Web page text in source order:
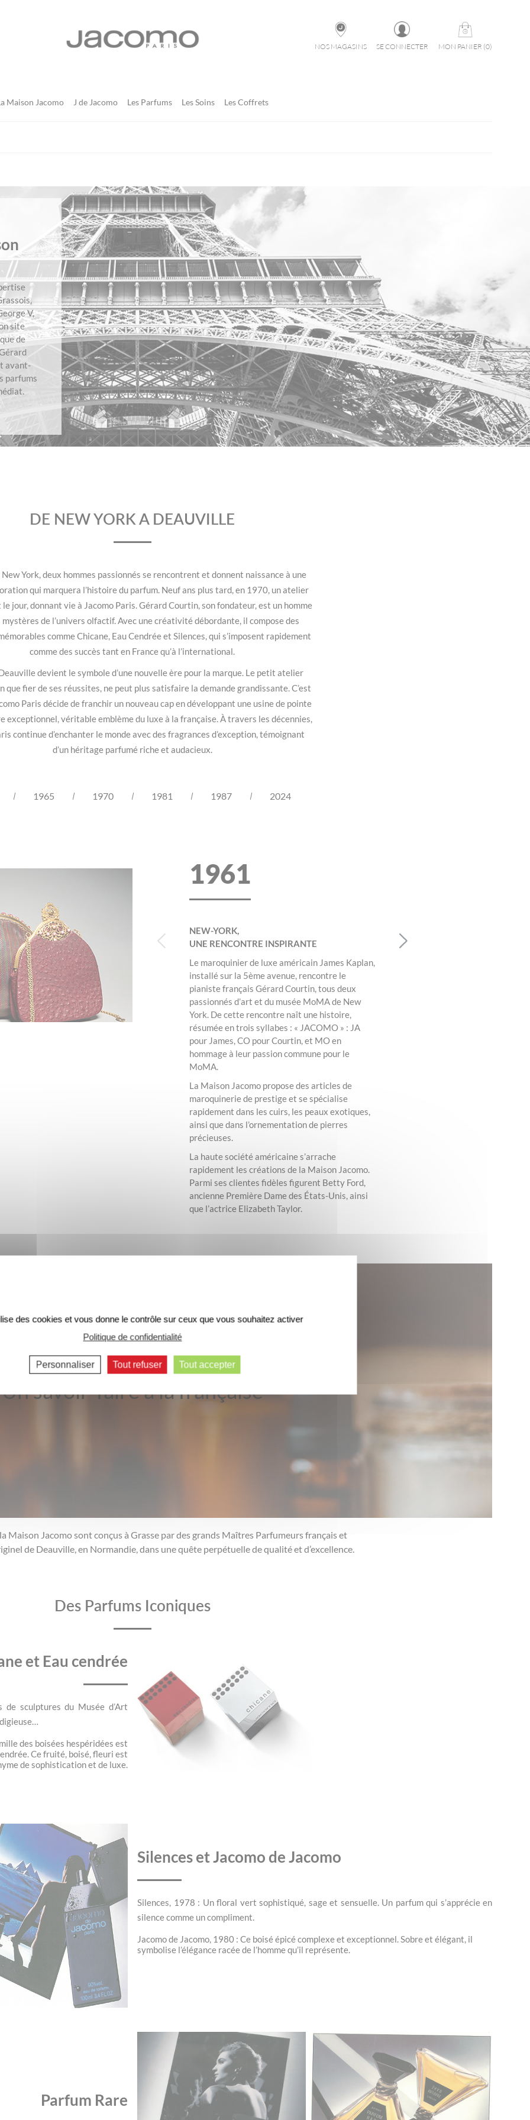
JACOMO
NOS MAGASINS
SE CONNECTER MON PANIER (0)
Maison Jacomo J de Jacomo Les Parfums Les Soins Les Coffrets
V,
site
de
avant-
parfums
DE NEW YORK A DEAUVILLE
York, deux hommes passionnés se rencontrent et donnent naissance à une
qui marquera l’histoire du parfum. Neuf ans plus tard, en 1970, un atelier
jour, donnant vie à Jacomo Paris. Gérard Courtin, son fondateur, est un homme
mystères de l’univers olfactif. Avec une créativité débordante, il compose des
comme Chicane, Eau Cendrée et Silences, qui s’imposent rapidement
comme des succès tant en France qu’à l’international.
devient le symbole d’une nouvelle ère pour la marque. Le petit atelier
que fier de ses réussites, ne peut plus satisfaire la demande grandissante. C’est
Paris décide de franchir un nouveau cap en développant une usine de pointe
exceptionnel, véritable emblème du luxe à la française. À travers les décennies,
continue d’enchanter le monde avec des fragrances d’exception, témoignant
d’un héritage parfumé riche et audacieux.
1965 1970 1981 1987 2024
1961
NEW-YORK,
UNE RENCONTRE INSPIRANTE
Le maroquinier de luxe américain James Kaplan,
installé sur la 5ème avenue, rencontre le
pianiste français Gérard Courtin, tous deux
passionnés d’art et du musée MoMA de New
York. De cette rencontre naît une histoire,
résumée en trois syllabes : « JACOMO » : JA
pour James, CO pour Courtin, et MO en
hommage à leur passion commune pour le
MoMA.
La Maison Jacomo propose des articles de
maroquinerie de prestige et se spécialise
rapidement dans les cuirs, les peaux exotiques,
ainsi que dans l’ornementation de pierres
précieuses.
La haute société américaine s’arrache
rapidement les créations de la Maison Jacomo.
Parmi ses clientes fidèles figurent Betty Ford,
ancienne Première Dame des États-Unis, ainsi
que l’actrice Elizabeth Taylor.
Un savoir-faire à la française
Maison Jacomo sont conçus à Grasse par des grands Maîtres Parfumeurs français et
de Deauville, en Normandie, dans une quête perpétuelle de qualité et d’excellence.
Des Parfums Iconiques
et Eau cendrée
de sculptures du Musée d’Art
des boisées hespéridées est
Ce fruité, boisé, fleuri est
de sophistication et de luxe.
Silences et Jacomo de Jacomo
Silences, 1978 : Un floral vert sophistiqué, sage et sensuelle. Un parfum qui s’apprécie en
silence comme un compliment.
Jacomo de Jacomo, 1980 : Ce boisé épicé complexe et exceptionnel. Sobre et élégant, il
symbolise l’élégance racée de l’homme qu’il représente.
Parfum Rare
des cookies et vous donne le contrôle sur ceux que vous souhaitez activer
Politique de confidentialité
Personnaliser Tout refuser Tout accepter